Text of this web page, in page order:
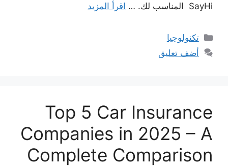
SayHi المناسب لك. …
اقرأ المزيد
التصنيفات
تكنولوجيا
أضف تعليق
Top 5 Car Insurance
Companies in 2025 – A
Complete Comparison